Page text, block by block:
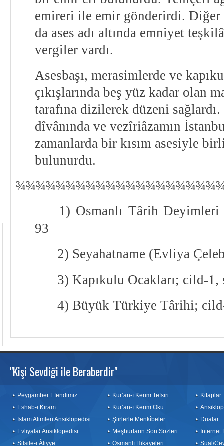
emireri ile emir gönderirdi. Diğer
da ases adı altında emniyet
vergiler vardı.
Asesbaşı, merasimlerde ve
çıkışlarında beş yüz kadar olan
tarafına dizilerek düzeni
dîvânında ve vezîriâzamın
zamanlarda bir kısım asesiyle
bulunurdu.
¾¾
1) Osmanlı Târih
93
2) Seyahatname (Evliya
3) Kapıkulu Ocakları; cild-1,
4) Büyük Türkiye Târihi;
"Kişi Sevdiği ile Beraberdir"
Peygamber Efendimiz
Eshab-ı Kiram
İslam Alimleri Ansiklopedisi
Evliyalar Ansiklopedisi
Silsile-i Âliyye
Kur’an-ı Kerim Tefsiri
Kur’an-ı Kerim Oku
Şiirlerle Menkîbeler
Meşhurların Son Sözleri
Osmanlı Hikayeleri
Kitaplar
Dualar
İnternet
Sual/